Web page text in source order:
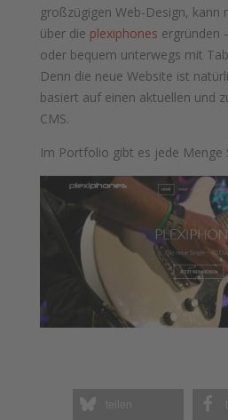
großzügigen Web-Design, kann
über die plexiphones ergründen
oder bequem unterwegs mit
Denn die neue Website ist
basiert auf einen aktuellen und
CMS.
Im Portfolio gibt es jede Menge